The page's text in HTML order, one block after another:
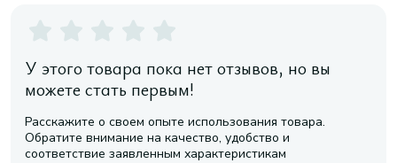
У этого товара пока нет отзывов, но вы
можете стать первым!
Расскажите о своем опыте использования товара.
Обратите внимание на качество, удобство и
соответствие заявленным характеристикам